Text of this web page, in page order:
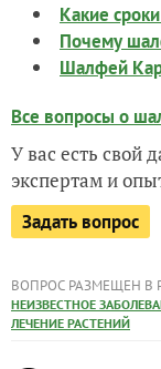
Какие
Почему
Шалфей
Все вопросы о
У вас есть свой
экспертам и
Задать вопрос
ВОПРОС РАЗМЕЩЕН В
НЕИЗВЕСТНОЕ
ЛЕЧЕНИЕ РАСТЕНИЙ